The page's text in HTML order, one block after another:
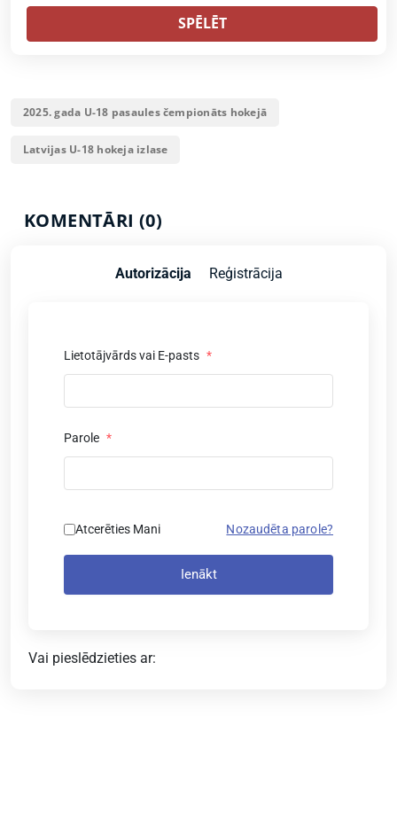
SPĒLĒT
2025. gada U-18 pasaules čempionāts hokejā
Latvijas U-18 hokeja izlase
KOMENTĀRI (0)
Autorizācija Reģistrācija
Lietotājvārds vai E-pasts *
Parole *
Atcerēties Mani Nozaudēta parole?
Ienākt
Vai pieslēdzieties ar: